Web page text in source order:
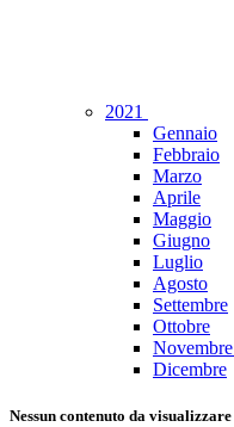
2021
Gennaio
Febbraio
Marzo
Aprile
Maggio
Giugno
Luglio
Agosto
Settembre
Ottobre
Novembre
Dicembre
Nessun contenuto da visualizzare